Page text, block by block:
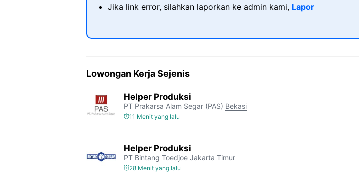
Jika link error, silahkan laporkan ke admin kami, Lapor
Lowongan Kerja Sejenis
Helper Produksi
PT Prakarsa Alam Segar (PAS) Bekasi
11 Menit yang lalu
Helper Produksi
PT Bintang Toedjoe Jakarta Timur
28 Menit yang lalu